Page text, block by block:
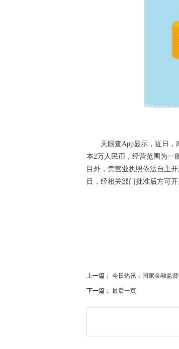
天眼查App显示，近日
本2万人民币，经营范围为一
目外，凭营业执照依法自主
目，经相关部门批准后方可
上一篇： 今日热讯：国家金融监
下一篇： 最后一页